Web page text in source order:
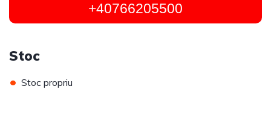
+40766205500
Stoc
• Stoc propriu